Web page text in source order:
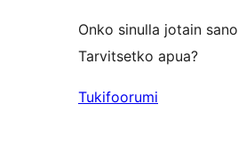
Onko sinulla jotain
Tarvitsetko apua?
Tukifoorumi